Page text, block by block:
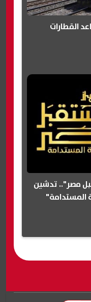
القطارات
مصر".. تدشين
المستدامة"